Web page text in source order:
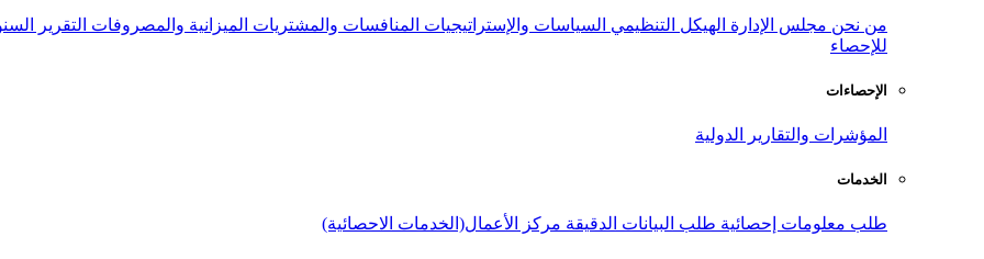
من نحن مجلس الإدارة الهيكل التنظيمي السياسات والإستراتيجيات المنافسات والمشتريات الميزانية والمصروفات التقرير
للإحصاء
الإحصاءات
المؤشرات والتقارير الدولية
الخدمات
طلب معلومات إحصائية طلب البيانات الدقيقة مركز الأعمال(الخدمات الاحصائية)